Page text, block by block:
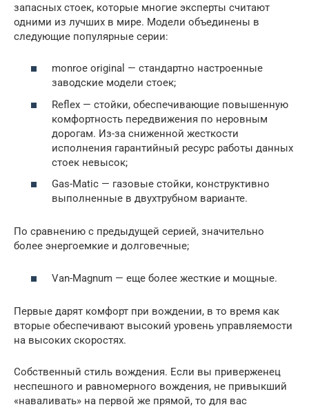
запасных стоек, которые многие эксперты считают
одними из лучших в мире. Модели объединены в
следующие популярные серии:
monroe original — стандартно настроенные
заводские модели стоек;
Reflex — стойки, обеспечивающие повышенную
комфортность передвижения по неровным
дорогам. Из-за сниженной жесткости
исполнения гарантийный ресурс работы данных
стоек невысок;
Gas-Matic — газовые стойки, конструктивно
выполненные в двухтрубном варианте.
По сравнению с предыдущей серией, значительно
более энергоемкие и долговечные;
Van-Magnum — еще более жесткие и мощные.
Первые дарят комфорт при вождении, в то время как
вторые обеспечивают высокий уровень управляемости
на высоких скоростях.
Собственный стиль вождения. Если вы приверженец
неспешного и равномерного вождения, не привыкший
«наваливать» на первой же прямой, то для вас